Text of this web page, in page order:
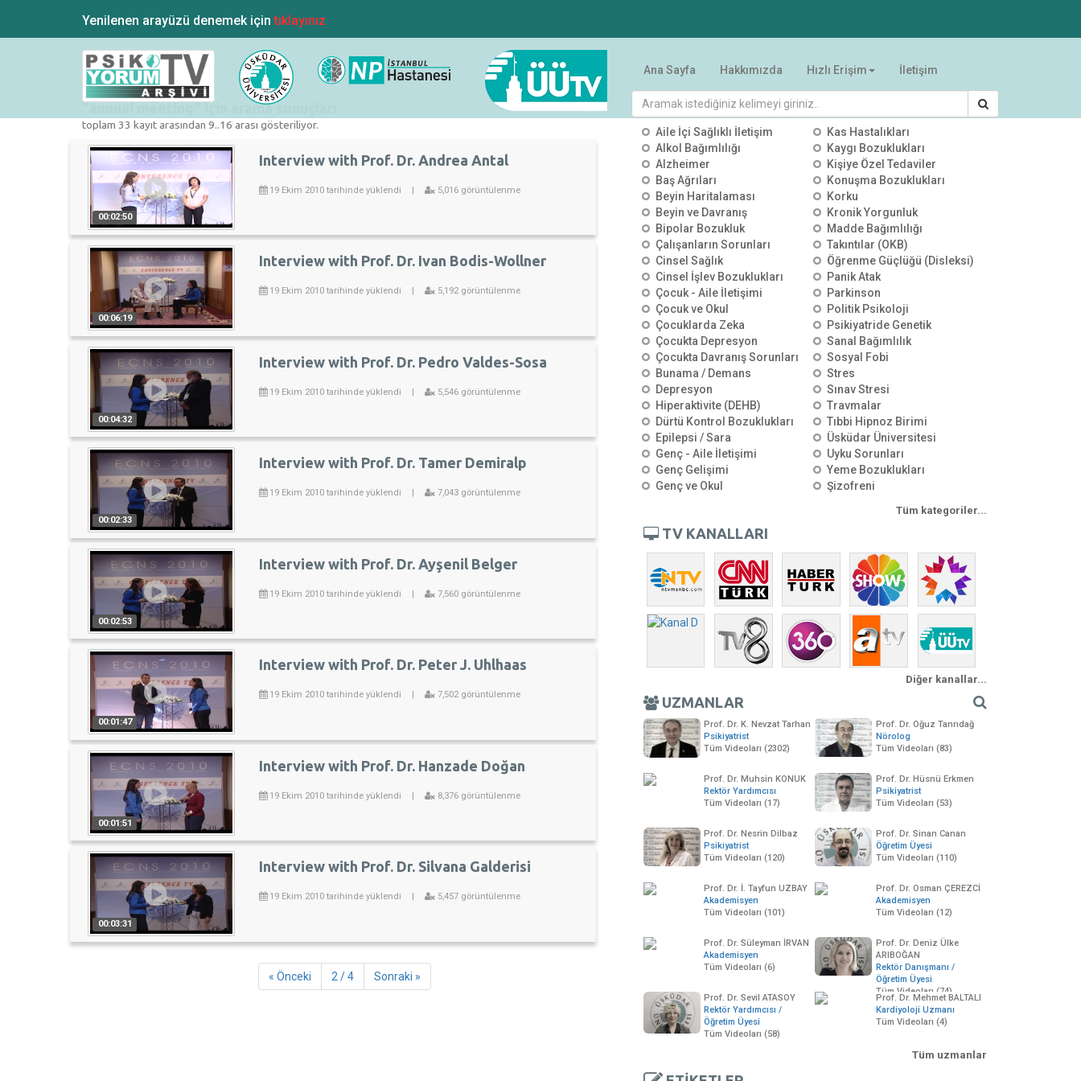
Yenilenen arayüzü denemek içintıklayınız
Ana Sayfa Hakkımızda Hızlı Erişim İletişim
"annual meeting" için arama sonuçları
toplam 33 kayıt arasından 9..16 arası gösteriliyor.
00:02:50
Interview with Prof. Dr. Andrea Antal
19 Ekim 2010 tarihinde yüklendi | 5,016 görüntülenme
00:06:19
Interview with Prof. Dr. Ivan Bodis-Wollner
19 Ekim 2010 tarihinde yüklendi 5,192 görüntülenme
00:04:32
Interview with Prof. Dr. Pedro Valdes-Sosa
19 Ekim 2010 tarihinde yüklendi | 5,546 görüntülenme
00:02:33
Interview with Prof. Dr. Tamer Demiralp
19 Ekim 2010 tarihinde yüklendi 7,043 görüntülenme
00:02:53
Interview with Prof. Dr. Ayşenil Belger
19 Ekim 2010 tarihinde yüklendi | 7,560 görüntülenme
00:01:47
Interview with Prof. Dr. Peter J. Uhlhaas
19 Ekim 2010 tarihinde yüklendi 7,502 görüntülenme
00:01:51
Interview with Prof. Dr. Hanzade Doğan
19 Ekim 2010 tarihinde yüklendi | 8,376 görüntülenme
00:03:31
Interview with Prof. Dr. Silvana Galderisi
19 Ekim 2010 tarihinde yüklendi 5,457 görüntülenme
« Önceki 2 / 4 Sonraki »
KATEGORİLER
Aile İçi Sağlıklı İletişim
Alkol Bağımlılığı
Alzheimer
Baş Ağrıları
Beyin Haritalaması
Beyin ve Davranış
Bipolar Bozukluk
Çalışanların Sorunları
Cinsel Sağlık
Cinsel İşlev Bozuklukları
Çocuk - Aile İletişimi
Çocuk ve Okul
Çocuklarda Zeka
Çocukta Depresyon
Çocukta Davranış Sorunları
Bunama / Demans
Depresyon
Hiperaktivite (DEHB)
Dürtü Kontrol Bozuklukları
Epilepsi / Sara
Genç - Aile İletişimi
Genç Gelişimi
Genç ve Okul
Kas Hastalıkları
Kaygı Bozuklukları
Kişiye Özel Tedaviler
Konuşma Bozuklukları
Korku
Kronik Yorgunluk
Madde Bağımlılığı
Takıntılar (OKB)
Öğrenme Güçlüğü (Disleksi)
Panik Atak
Parkinson
Politik Psikoloji
Psikiyatride Genetik
Sanal Bağımlılık
Sosyal Fobi
Stres
Sınav Stresi
Travmalar
Tıbbi Hipnoz Birimi
Üsküdar Üniversitesi
Uyku Sorunları
Yeme Bozuklukları
Şizofreni
Tüm kategoriler...
TV KANALLARI
Diğer kanallar...
UZMANLAR
Prof. Dr. K. Nevzat Tarhan
Psikiyatrist
Tüm Videoları (2302)
Prof. Dr. Oğuz Tanrıdağ
Nörolog
Tüm Videoları (83)
Prof. Dr. Muhsin KONUK
Rektör Yardımcısı
Tüm Videoları (17)
Prof. Dr. Hüsnü Erkmen
Psikiyatrist
Tüm Videoları (53)
Prof. Dr. Nesrin Dilbaz
Psikiyatrist
Tüm Videoları (120)
Prof. Dr. Sinan Canan
Öğretim Üyesi
Tüm Videoları (110)
Prof. Dr. İ. Tayfun UZBAY
Akademisyen
Tüm Videoları (101)
Prof. Dr. Osman ÇEREZCİ
Akademisyen
Tüm Videoları (12)
Prof. Dr. Süleyman İRVAN
Akademisyen
Tüm Videoları (6)
Prof. Dr. Deniz Ülke
ARIBOĞAN
Rektör Danışmanı /
Öğretim Üyesi
Tüm Videoları (74)
Prof. Dr. Sevil ATASOY
Rektör Yardımcısı /
Öğretim Üyesi
Tüm Videoları (58)
Prof. Dr. Mehmet BALTALI
Kardiyoloji Uzmanı
Tüm Videoları (4)
Tüm uzmanlar